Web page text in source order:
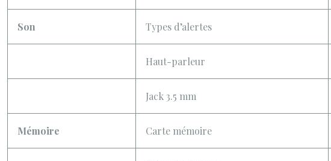
Son Types d’alertes
Haut-parleur
Jack 3.5 mm
Mémoire Carte mémoire